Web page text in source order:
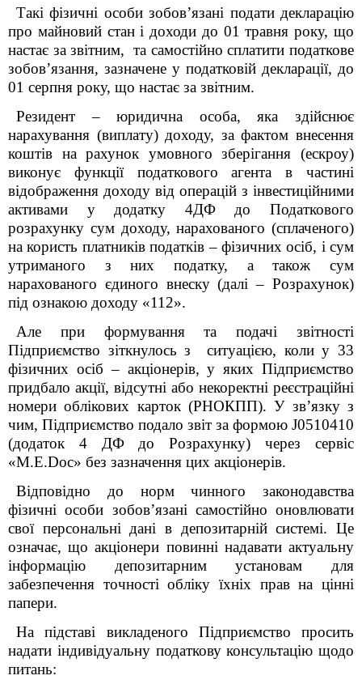
Такі фізичні особи зобов’язані подати декларацію
про майновий стан і доходи до 01 травня року, що
настає за звітним, та самостійно сплатити податкове
зобов’язання, зазначене у податковій декларації, до
01 серпня року, що настає за звітним.
Резидент – юридична особа, яка здійснює
нарахування (виплату) доходу, за фактом внесення
коштів на рахунок умовного зберігання (ескроу)
виконує функції податкового агента в частині
відображення доходу від операцій з інвестиційними
активами у додатку 4ДФ до Податкового
розрахунку сум доходу, нарахованого (сплаченого)
на користь платників податків – фізичних осіб, і сум
утриманого з них податку, а також сум
нарахованого єдиного внеску (далі – Розрахунок)
під ознакою доходу «112».
Але при формування та подачі звітності
Підприємство зіткнулось з ситуацією, коли у 33
фізичних осіб – акціонерів, у яких Підприємство
придбало акції, відсутні або некоректні реєстраційні
номери облікових карток (РНОКПП). У зв’язку з
чим, Підприємство подало звіт за формою J0510410
(додаток 4 ДФ до Розрахунку) через сервіс
«M.E.Doc» без зазначення цих акціонерів.
Відповідно до норм чинного законодавства
фізичні особи зобов’язані самостійно оновлювати
свої персональні дані в депозитарній системі. Це
означає, що акціонери повинні надавати актуальну
інформацію депозитарним установам для
забезпечення точності обліку їхніх прав на цінні
папери.
На підставі викладеного Підприємство просить
надати індивідуальну податкову консультацію щодо
питань: